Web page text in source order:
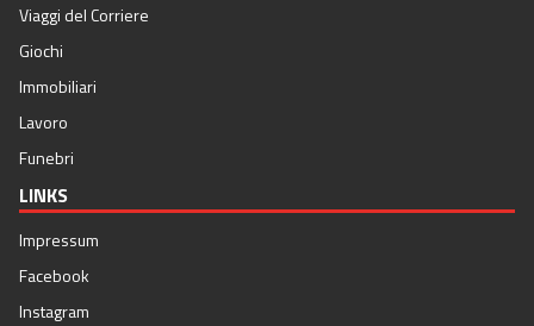
Viaggi del Corriere
Giochi
Immobiliari
Lavoro
Funebri
LINKS
Impressum
Facebook
Instagram